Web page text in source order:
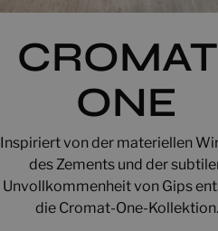
ONE
Inspiriert von der materiellen
des Zements und der
Unvollkommenheit von Gips
die Cromat-One-Kollektion.